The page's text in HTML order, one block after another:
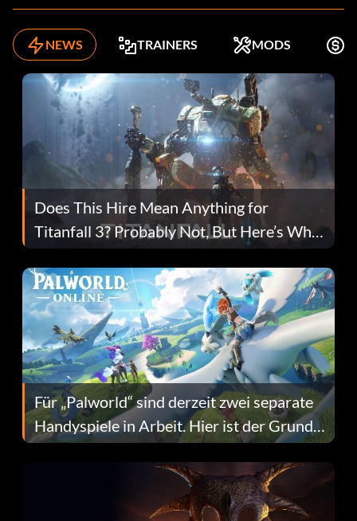
NEWS TRAINERS MODS
Does This Hire Mean Anything for
Titanfall 3? Probably Not, But Here’s Why
Fans Are Hopeful
Für „Palworld“ sind derzeit zwei separate
Handyspiele in Arbeit. Hier ist der Grund
dafür.